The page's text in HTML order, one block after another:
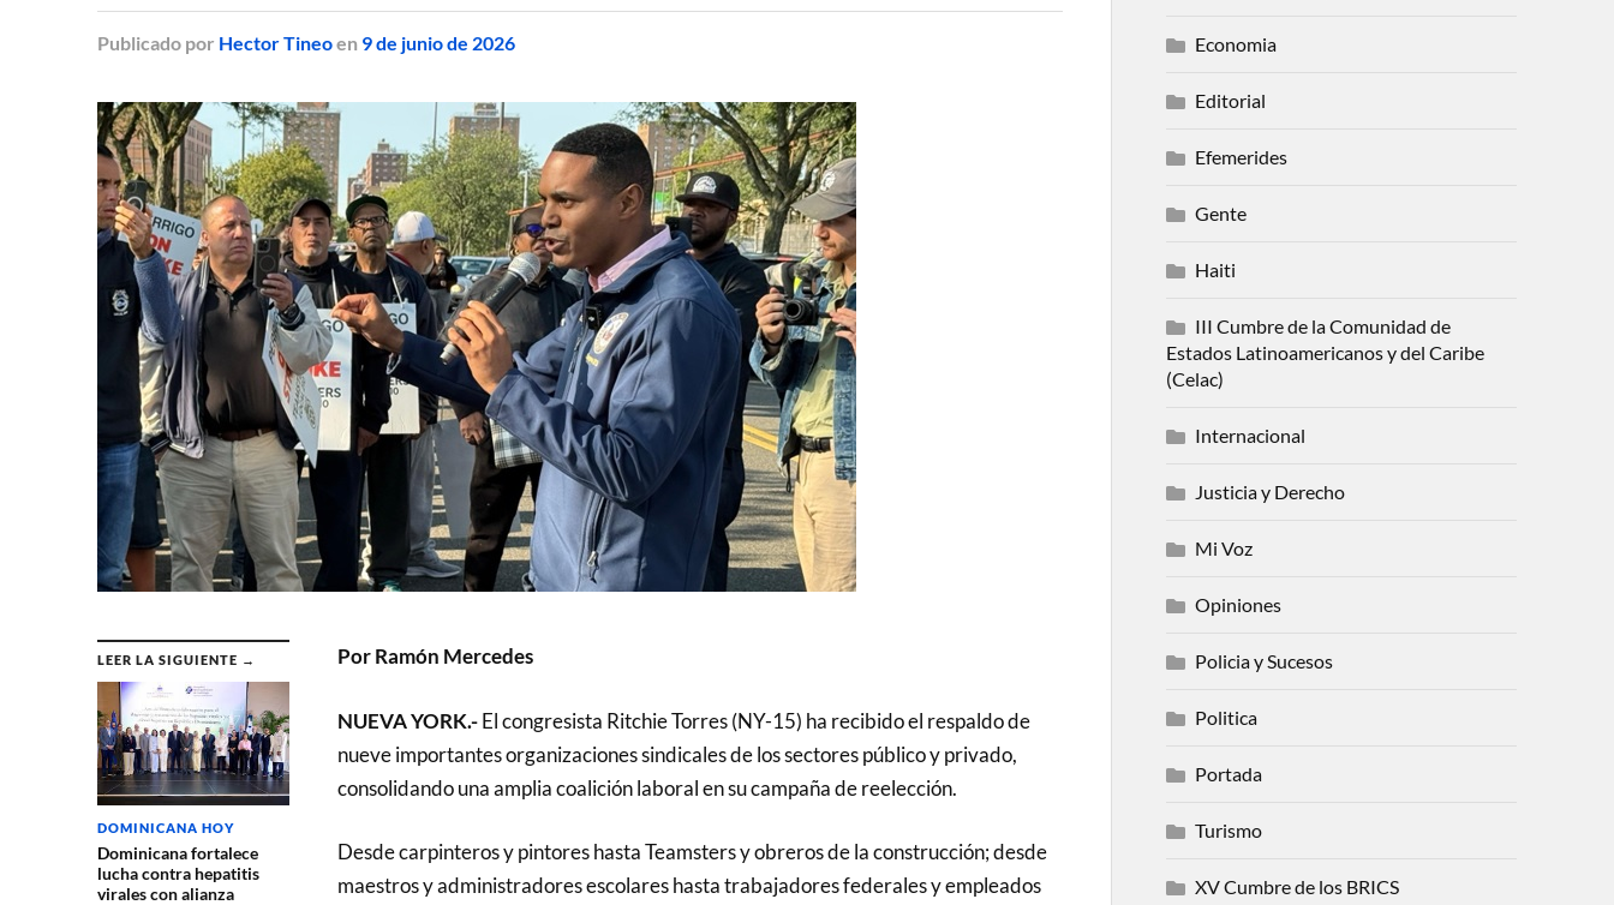
Publicado por Hector Tineoen 9 de junio de 2026
LEER LA SIGUIENTE →
DOMINICANA HOY
Dominicana fortalece
lucha contra hepatitis
virales con alianza
Por Ramón Mercedes
NUEVA YORK.-El congresista Ritchie Torres (NY-15) ha recibido el respaldo de
nueve importantes organizaciones sindicales de los sectores público y privado,
consolidando una amplia coalición laboral en su campaña de reelección.
Desde carpinteros y pintores hasta Teamsters y obreros de la construcción; desde
maestros y administradores escolares hasta trabajadores federales y empleados
Economia
Editorial
Efemerides
Gente
Haiti
III Cumbre de la Comunidad de
Estados Latinoamericanos y del Caribe
(Celac)
Internacional
Justicia y Derecho
Mi Voz
Opiniones
Policia y Sucesos
Politica
Portada
Turismo
XV Cumbre de los BRICS